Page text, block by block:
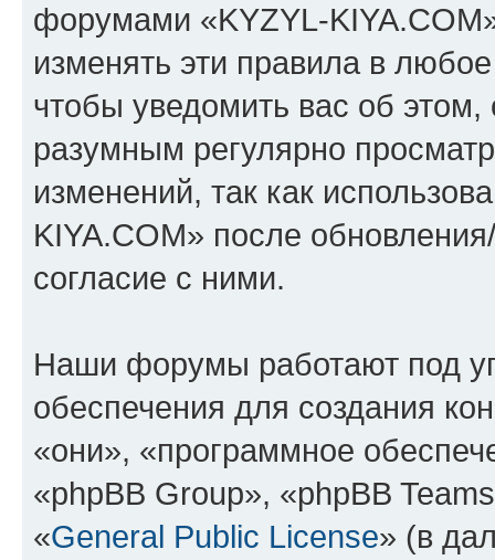
форумами «KYZYL-
изменять эти правила в
чтобы уведомить вас об
разумным регулярно
изменений, так как
KIYA.COM» после
согласие с ними.
Наши форумы работают под
обеспечения для создания
«они», «программное
«phpBB Group», «phpBB
«General Public License» (в